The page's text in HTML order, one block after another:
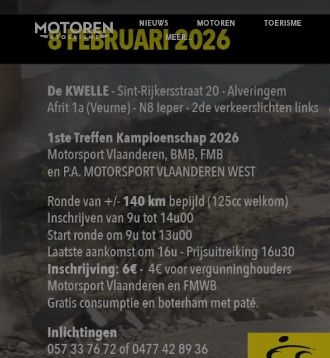
Homepage
NIEUWS MOTOREN TOERISME
MEER...